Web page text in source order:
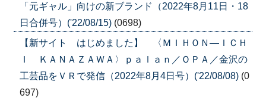
「元ギャル」向けの新ブランド（2022年8月11日・18
日合併号）('22/08/15) (0698)
【新サイト はじめました】 〈ＭＩＨＯＮ―ＩＣＨ
Ｉ ＫＡＮＡＺＡＷＡ〉ｐａｌａｎ／ＯＰＡ／金沢の
工芸品をＶＲで発信（2022年8月4日号）('22/08/08) (0
697)